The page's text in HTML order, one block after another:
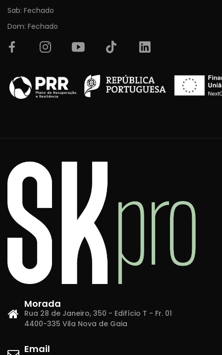
Sab: Fechado
Dom: Fechado
Morada
Rua 28 de Janeiro, 350 - Edifício T - Fr. 01
4400-335 Vila Nova de Gaia
Email